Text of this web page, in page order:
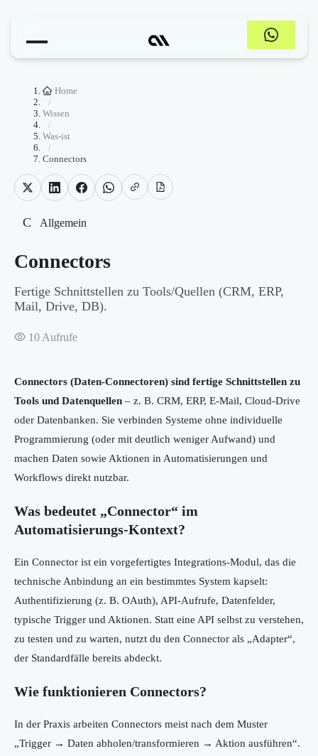
Home
/
Wissen
/
Was-ist
/
Connectors
C Allgemein
Connectors
Fertige Schnittstellen zu Tools/Quellen (CRM, ERP,
Mail, Drive, DB).
10 Aufrufe
Connectors (Daten-Connectoren) sind fertige Schnittstellen zu
Tools und Datenquellen – z. B. CRM, ERP, E-Mail, Cloud-Drive
oder Datenbanken. Sie verbinden Systeme ohne individuelle
Programmierung (oder mit deutlich weniger Aufwand) und
machen Daten sowie Aktionen in Automatisierungen und
Workflows direkt nutzbar.
Was bedeutet „Connector“ im
Automatisierungs-Kontext?
Ein Connector ist ein vorgefertigtes Integrations-Modul, das die
technische Anbindung an ein bestimmtes System kapselt:
Authentifizierung (z. B. OAuth), API-Aufrufe, Datenfelder,
typische Trigger und Aktionen. Statt eine API selbst zu verstehen,
zu testen und zu warten, nutzt du den Connector als „Adapter“,
der Standardfälle bereits abdeckt.
Wie funktionieren Connectors?
In der Praxis arbeiten Connectors meist nach dem Muster
„Trigger → Daten abholen/transformieren → Aktion ausführen“.